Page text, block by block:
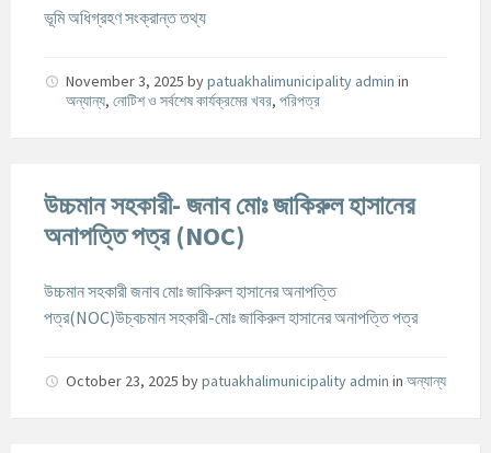
ভূমি অধিগ্রহণ সংক্রান্ত তথ্য
November 3, 2025 bypatuakhalimunicipality admin in
অন্যান্য, নোটিশ ও সর্বশেষ কার্যক্রমের খবর, পরিপত্র
উচ্চমান সহকারী- জনাব মোঃ জাকিরুল হাসানের
অনাপত্তি পত্র (NOC)
উচ্চমান সহকারী জনাব মোঃ জাকিরুল হাসানের অনাপত্তি
পত্র(NOC)উচ্বচমান সহকারী-মোঃ জাকিরুল হাসানের অনাপত্তি পত্র
October 23, 2025 bypatuakhalimunicipality admin in অন্যান্য